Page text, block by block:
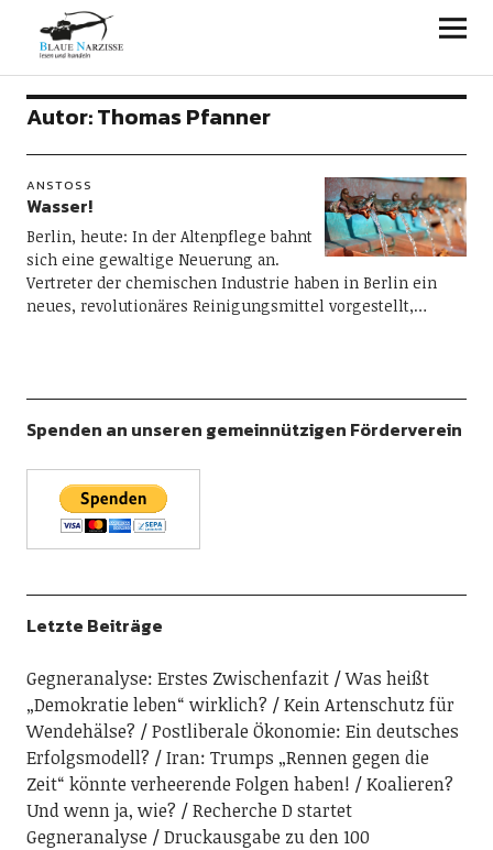
Blaue Narzisse
Autor:Thomas Pfanner
ANSTOSS
Wasser!
Berlin, heute: In der Altenpflege bahnt
sich eine gewaltige Neuerung an.
Vertreter der chemischen Industrie haben in Berlin ein
neues, revolutionäres Reinigungsmittel vorgestellt,…
Spenden an unseren gemeinnützigen Förderverein
Letzte Beiträge
Gegneranalyse: Erstes Zwischenfazit
Was heißt
„Demokratie leben“ wirklich?
Kein Artenschutz für
Wendehälse?
Postliberale Ökonomie: Ein deutsches
Erfolgsmodell?
Iran: Trumps „Rennen gegen die
Zeit“ könnte verheerende Folgen haben!
Koalieren?
Und wenn ja, wie?
Recherche D startet
Gegneranalyse
Druckausgabe zu den 100